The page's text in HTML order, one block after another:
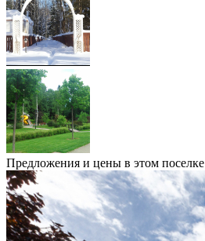
Предложения и цены в этом поселке